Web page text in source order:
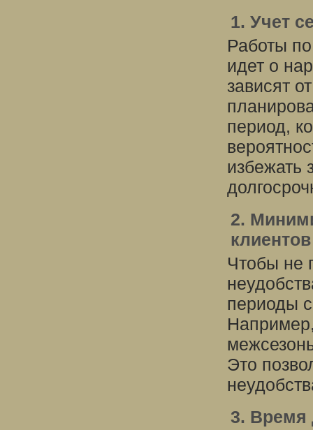
1. Учет
Работы
идет о
зависят
период,
избежать
2.
клиентов
Чтобы не
периоды
Это
3. Время